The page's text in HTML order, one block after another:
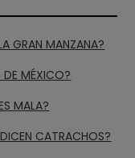
GRAN MANZANA?
DE MÉXICO?
MALA?
CATRACHOS?